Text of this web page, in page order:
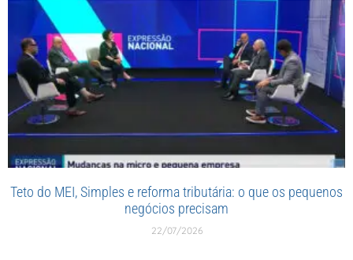
Teto do MEI, Simples e reforma tributária: o que os pequenos
negócios precisam
22/07/2026